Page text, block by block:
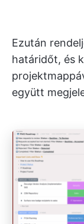
Ezután
határidőt, és
együtt